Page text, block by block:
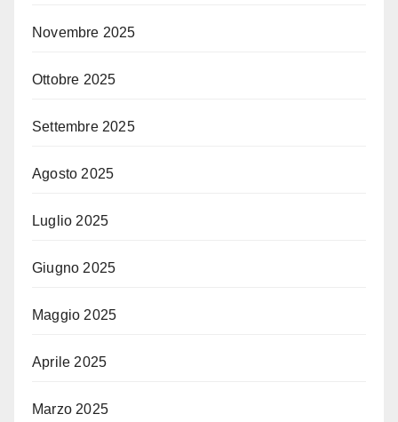
Novembre 2025
Ottobre 2025
Settembre 2025
Agosto 2025
Luglio 2025
Giugno 2025
Maggio 2025
Aprile 2025
Marzo 2025